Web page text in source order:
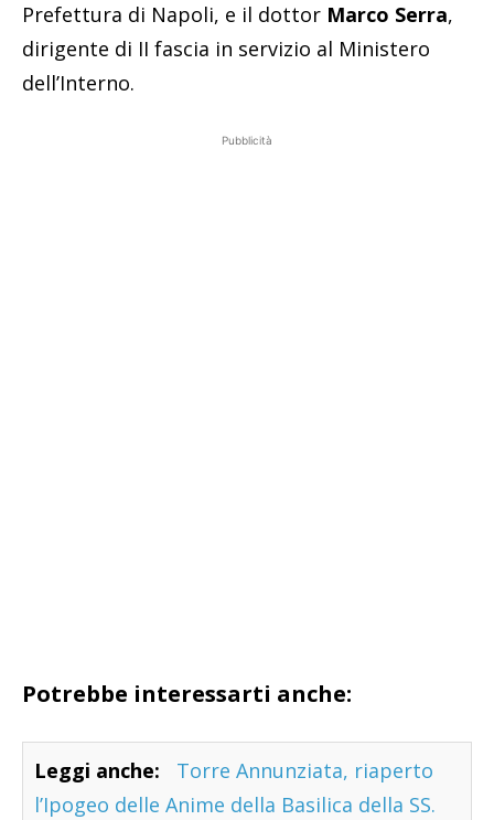
Prefettura di Napoli, e il dottor Marco Serra,
dirigente di II fascia in servizio al Ministero
dell’Interno.
Pubblicità
Potrebbe interessarti anche:
Leggi anche:
Torre Annunziata, riaperto
l’Ipogeo delle Anime della Basilica della SS.